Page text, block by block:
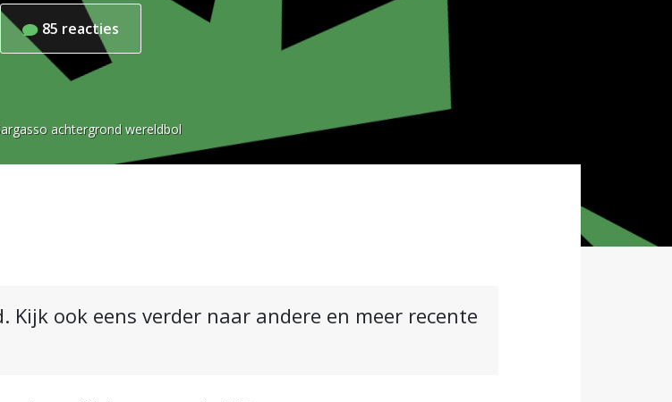
85 reacties
achtergrond wereldbol
Kijk ook eens verder naar andere en meer recente